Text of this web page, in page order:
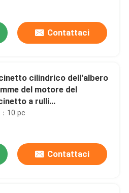
Contattaci
cilindrico dell'albero
del motore del
a rulli
di NJ321 NJ322
10 pc
Contattaci